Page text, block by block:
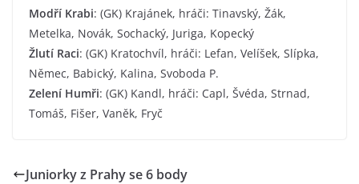
Modří Krabi: (GK) Krajánek, hráči: Tinavský, Žák,
Metelka, Novák, Sochacký, Juriga, Kopecký
Žlutí Raci: (GK) Kratochvíl, hráči: Lefan, Velíšek, Slípka,
Němec, Babický, Kalina, Svoboda P.
Zelení Humři: (GK) Kandl, hráči: Capl, Švéda, Strnad,
Tomáš, Fišer, Vaněk, Fryč
Juniorky z Prahy se 6 body